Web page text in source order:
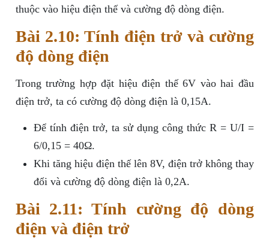
thuộc vào hiệu điện thế và cường độ dòng điện.
Bài 2.10: Tính điện trở và cường
độ dòng điện
Trong trường hợp đặt hiệu điện thế 6V vào hai đầu
điện trở, ta có cường độ dòng điện là 0,15A.
Để tính điện trở, ta sử dụng công thức R = U/I =
6/0,15 = 40Ω.
Khi tăng hiệu điện thế lên 8V, điện trở không thay
đổi và cường độ dòng điện là 0,2A.
Bài 2.11: Tính cường độ dòng
điện và điện trở